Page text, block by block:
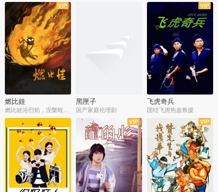
燃比娃
燃比娃浴烈焰，涅槃蜕变成人
黑匣子
国产家庭伦理剧
飞虎奇兵
团结飞虎热血救援